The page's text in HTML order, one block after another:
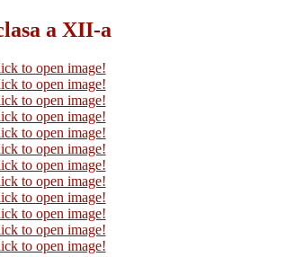
a XII-a
to open image!
to open image!
to open image!
to open image!
to open image!
to open image!
to open image!
to open image!
to open image!
to open image!
to open image!
to open image!